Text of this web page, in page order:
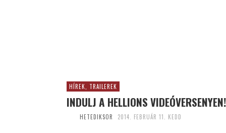
HÍREK, TRAILEREK
INDULJ A HELLIONS VIDEÓVERSENYEN!
HETEDIKSOR 2014. FEBRUÁR 11. KEDD